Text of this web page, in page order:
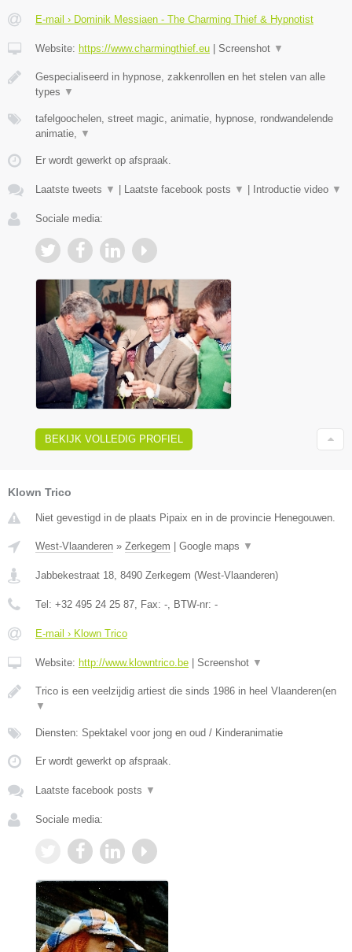
E-mail › Dominik Messiaen - The Charming Thief & Hypnotist
Website: https://www.charmingthief.eu | Screenshot ▼
Gespecialiseerd in hypnose, zakkenrollen en het stelen van alle
types ▼
tafelgoochelen, street magic, animatie, hypnose, rondwandelende
animatie,
▼
Er wordt gewerkt op afspraak.
Laatste tweets ▼ | Laatste facebook posts ▼ | Introductie video ▼
Sociale media:
BEKIJK VOLLEDIG PROFIEL
Klown Trico
Niet gevestigd in de plaats Pipaix en in de provincie Henegouwen.
West-Vlaanderen » Zerkegem Google maps ▼
Jabbekestraat 18, 8490 Zerkegem (West-Vlaanderen)
Tel: +32 495 24 25 87, Fax: -, BTW-nr: -
E-mail › Klown Trico
Website: http://www.klowntrico.be Screenshot ▼
Trico is een veelzijdig artiest die sinds 1986 in heel Vlaanderen(en
▼
Diensten: Spektakel voor jong en oud / Kinderanimatie
Er wordt gewerkt op afspraak.
Laatste facebook posts ▼
Sociale media: